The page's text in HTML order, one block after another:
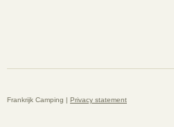
Frankrijk Camping | Privacy statement